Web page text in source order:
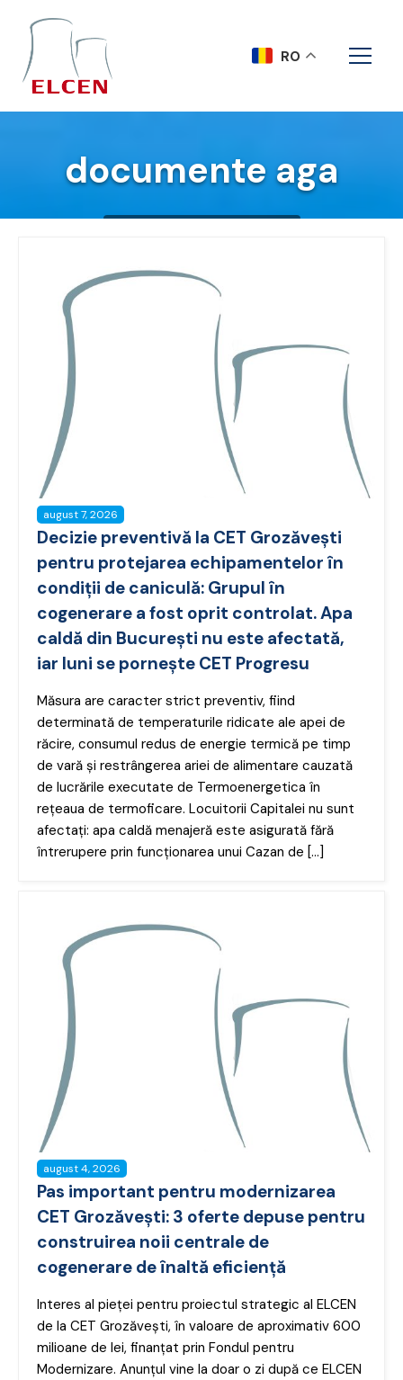
documente aga
august 7, 2026
Decizie preventivă la CET Grozăvești
pentru protejarea echipamentelor în
condiții de caniculă: Grupul în
cogenerare a fost oprit controlat. Apa
caldă din București nu este afectată,
iar luni se pornește CET Progresu
Măsura are caracter strict preventiv, fiind
determinată de temperaturile ridicate ale apei de
răcire, consumul redus de energie termică pe timp
de vară și restrângerea ariei de alimentare cauzată
de lucrările executate de Termoenergetica în
rețeaua de termoficare. Locuitorii Capitalei nu sunt
afectați: apa caldă menajeră este asigurată fără
întrerupere prin funcționarea unui Cazan de […]
august 4, 2026
Pas important pentru modernizarea
CET Grozăvești: 3 oferte depuse pentru
construirea noii centrale de
cogenerare de înaltă eficiență
Interes al pieței pentru proiectul strategic al ELCEN
de la CET Grozăvești, în valoare de aproximativ 600
milioane de lei, finanțat prin Fondul pentru
Modernizare. Anunțul vine la doar o zi după ce ELCEN
RO